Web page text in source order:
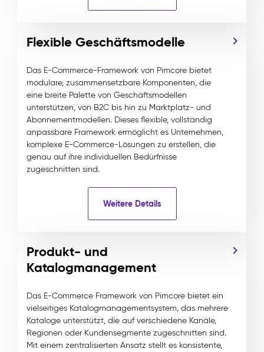
Flexible Geschäftsmodelle
Das E-Commerce-Framework von Pimcore bietet
modulare, zusammensetzbare Komponenten, die
eine breite Palette von Geschäftsmodellen
unterstützen, von B2C bis hin zu Marktplatz- und
Abonnementmodellen. Dieses flexible, vollständig
anpassbare Framework ermöglicht es Unternehmen,
komplexe E-Commerce-Lösungen zu erstellen, die
genau auf ihre individuellen Bedürfnisse
zugeschnitten sind.
Weitere Details
Produkt- und
Katalogmanagement
Das E-Commerce Framework von Pimcore bietet ein
vielseitiges Katalogmanagementsystem, das mehrere
Kataloge unterstützt, die auf verschiedene Kanäle,
Regionen oder Kundensegmente zugeschnitten sind.
Mit einem zentralisierten Ansatz stellt es konsistente,